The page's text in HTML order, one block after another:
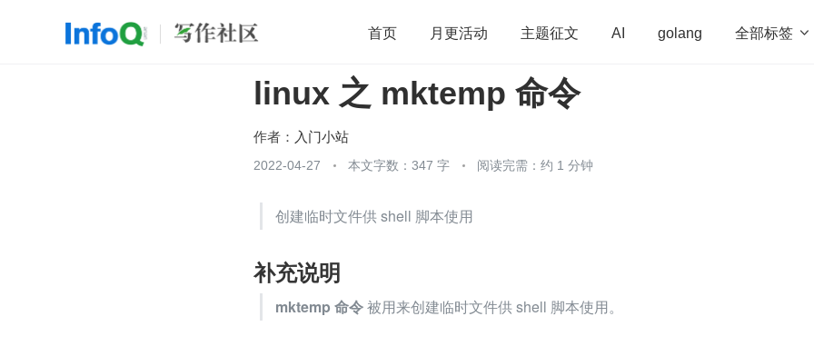
首页 月更活动 主题征文 AI golang 全部标签 
开源 架构 OpenHarmony 算法
团队管理
linux 之 mktemp 命令
作者： 入门小站
2022-04-27 本文字数：347 字 阅读完需：约 1 分钟
创建临时文件供 shell 脚本使用
补充说明
mktemp 命令 被用来创建临时文件供 shell 脚本使用。